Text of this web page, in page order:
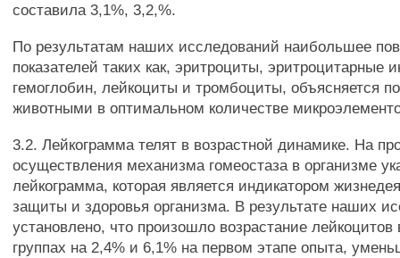
составила 3,1%, 3,2,%.
По результатам наших исследований наибольшее
показателей таких как, эритроциты, эритроцитарные
гемоглобин, лейкоциты и тромбоциты, объясняется
животными в оптимальном количестве
3.2. Лейкограмма телят в возрастной динамике. На
осуществления механизма гомеостаза в организме
лейкограмма, которая является индикатором
защиты и здоровья организма. В результате наших
установлено, что произошло возрастание
группах на 2,4% и 6,1% на первом этапе опыта,